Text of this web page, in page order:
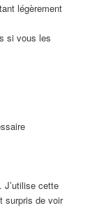
légèrement
si vous les
J’utilise cette
surpris de voir